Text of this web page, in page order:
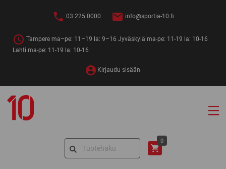
03 225 0000 info@sportia-10.fi
Tampere ma–pe: 11–19 la: 9–16 Jyväskylä ma-pe: 11-19 la: 10-16
Lahti ma-pe: 11-19 la: 10-16
Kirjaudu sisään
10
Search
0